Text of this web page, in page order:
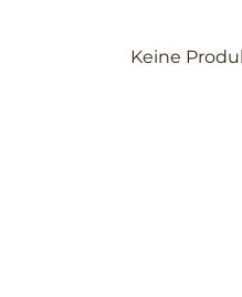
Keine